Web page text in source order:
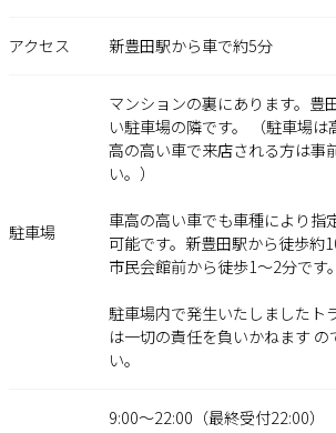
アクセス 新豊田駅から車で約5分
駐車場
マンションの裏にあります。豊
い駐車場の隣です。 （駐車場
高の高い車で来店される方は事
い。）
車高の高い車でも車種により指
可能です。新豊田駅から徒歩約
市民会館前から徒歩1〜2分です。
駐車場内で発生いたしましたト
は一切の責任を負いかねます
い。
9:00～22:00（最終受付22:00）